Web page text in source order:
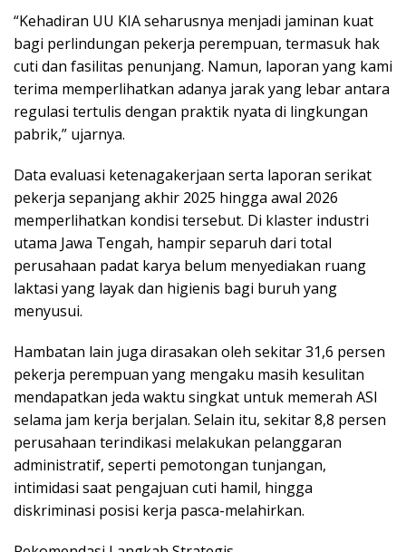
“Kehadiran UU KIA seharusnya menjadi jaminan kuat
bagi perlindungan pekerja perempuan, termasuk hak
cuti dan fasilitas penunjang. Namun, laporan yang kami
terima memperlihatkan adanya jarak yang lebar antara
regulasi tertulis dengan praktik nyata di lingkungan
pabrik,” ujarnya.
Data evaluasi ketenagakerjaan serta laporan serikat
pekerja sepanjang akhir 2025 hingga awal 2026
memperlihatkan kondisi tersebut. Di klaster industri
utama Jawa Tengah, hampir separuh dari total
perusahaan padat karya belum menyediakan ruang
laktasi yang layak dan higienis bagi buruh yang
menyusui.
Hambatan lain juga dirasakan oleh sekitar 31,6 persen
pekerja perempuan yang mengaku masih kesulitan
mendapatkan jeda waktu singkat untuk memerah ASI
selama jam kerja berjalan. Selain itu, sekitar 8,8 persen
perusahaan terindikasi melakukan pelanggaran
administratif, seperti pemotongan tunjangan,
intimidasi saat pengajuan cuti hamil, hingga
diskriminasi posisi kerja pasca-melahirkan.